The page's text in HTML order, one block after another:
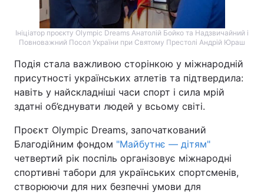
Ініціатор проєкту Olympic Dreams Анатолій Бойко та Надзвичайний і
Повноважний Посол України при Святому Престолі Андрій Юраш
Подія стала важливою сторінкою у міжнародній
присутності українських атлетів та підтвердила:
навіть у найскладніші часи спорт і сила мрій
здатні об’єднувати людей у всьому світі.
Проєкт Olympic Dreams, започаткований
Благодійним фондом "Майбутнє — дітям"
четвертий рік поспіль організовує міжнародні
спортивні табори для українських спортсменів,
створюючи для них безпечні умови для